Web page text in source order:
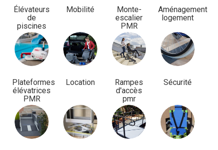
Élévateurs
de
piscines
Mobilité
Monte-
escalier
PMR
Aménagement
logement
Plateformes
élévatrices
PMR
Location
Rampes
d'accès
pmr
Sécurité